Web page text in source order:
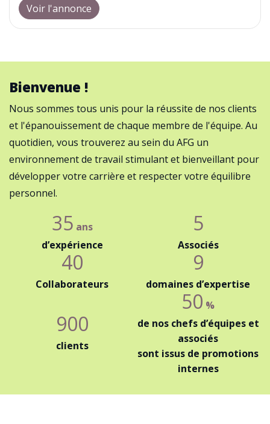
Voir l'annonce
Bienvenue !
Nous sommes tous unis pour la réussite de nos clients
et l'épanouissement de chaque membre de l'équipe. Au
quotidien, vous trouverez au sein du AFG un
environnement de travail stimulant et bienveillant pour
développer votre carrière et respecter votre équilibre
personnel.
35 ans
d’expérience
5
Associés
40
Collaborateurs
9
domaines d’expertise
900
clients
50 %
de nos chefs d’équipes et
associés
sont issus de promotions
internes